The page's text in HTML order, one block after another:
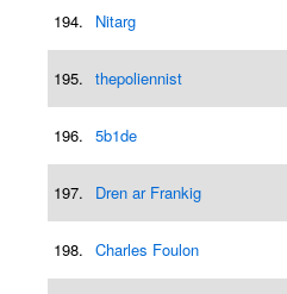
194. Nitarg
195. thepoliennist
196. 5b1de
197. Dren ar Frankig
198. Charles Foulon